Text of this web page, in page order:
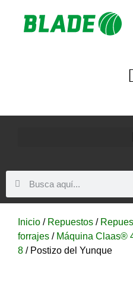
Inicio / Repuestos /
forrajes / Máquina Claas®
8 / Postizo del Yunque